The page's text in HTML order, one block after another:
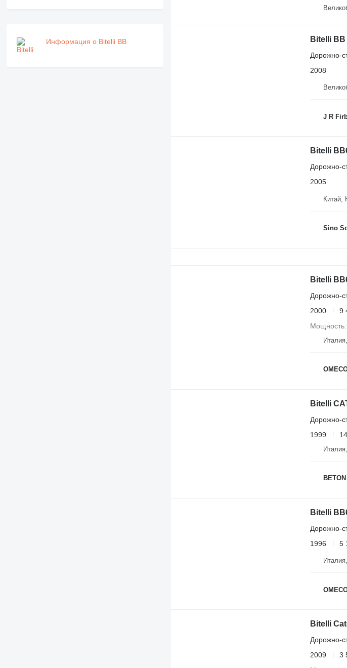
Информация о Bitelli BB
Bitelli
Дорожно-
2008
J R
Bitelli
Дорожно-
2005
Китай,
Sino
Bitelli
Дорожно-
2000
9
Мощность
Bitelli
Дорожно-
1999
Bitelli
Дорожно-
1996
5
Bitelli
Дорожно-
2009
3